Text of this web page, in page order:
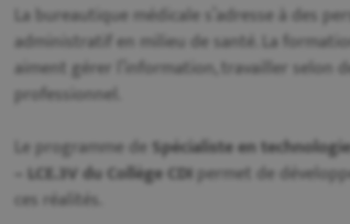
La bureautique médicale s’adresse à des
administratif en milieu de santé. La
aiment gérer l’information, travailler selon
professionnel.
Le programme de Spécialiste en
– LCE.3V du Collège CDIpermet de
ces réalités.